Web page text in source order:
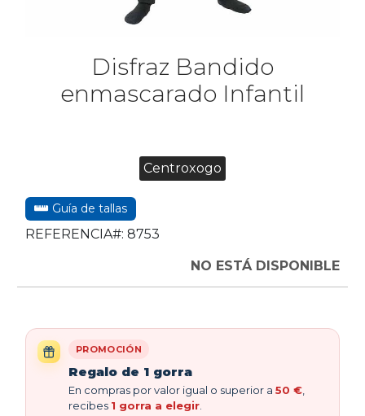
Disfraz Bandido
enmascarado Infantil
Centroxogo
Guía de tallas
REFERENCIA#: 8753
NO ESTÁ DISPONIBLE
PROMOCIÓN
Regalo de 1 gorra
En compras por valor igual o superior a 50 €
recibes 1 gorra a elegir